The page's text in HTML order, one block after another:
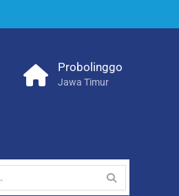
Probolinggo
Jawa Timur